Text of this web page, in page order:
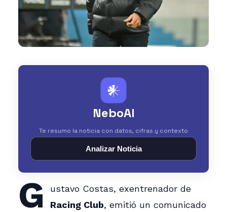
𒀭
NeboAI
Te resumo la noticia con datos, cifras y contexto
Analizar Noticia
G
ustavo Costas, exentrenador de
Racing Club, emitió un comunicado